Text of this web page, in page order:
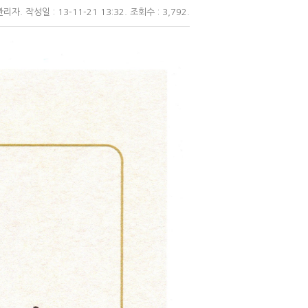
리자 . 작성일 : 13-11-21 13:32. 조회수 : 3,792.